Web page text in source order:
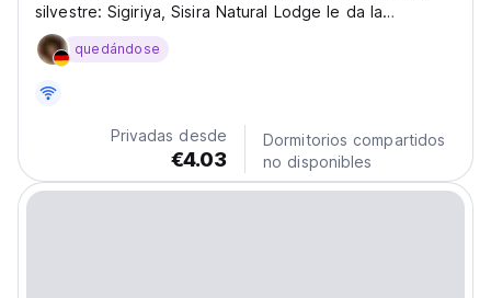
silvestre: Sigiriya, Sisira Natural Lodge le da la
bienvenida a su estadía con nosotros.
quedándose
Privadas desde
€4.03
Dormitorios compartidos
no disponibles